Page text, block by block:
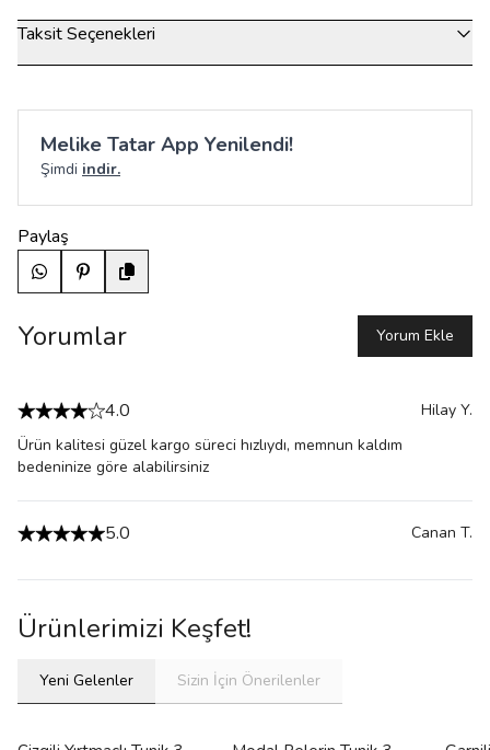
Taksit Seçenekleri
Melike Tatar App Yenilendi!
Şimdi indir.
Paylaş
Yorumlar Yorum Ekle
4.0 Hilay Y.
Ürün kalitesi güzel kargo süreci hızlıydı, memnun kaldım
bedeninize göre alabilirsiniz
5.0 Canan T.
Ürünlerimizi Keşfet!
Yeni Gelenler Sizin İçin Önerilenler